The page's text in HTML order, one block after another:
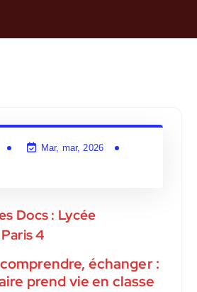
Mar, mar, 2026
Docs : Lycée
4
échanger :
prend vie en classe